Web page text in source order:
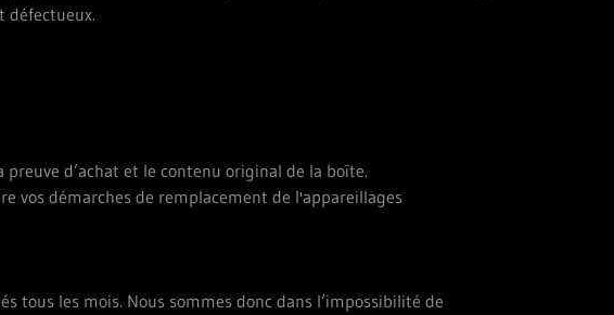
défectueux.
preuve d’achat et le contenu original de la boîte.
vos démarches de remplacement de l'appareillages
tous les mois. Nous sommes donc dans l’impossibilité de